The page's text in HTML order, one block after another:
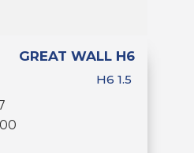
GREAT WALL H6
H6 1.5